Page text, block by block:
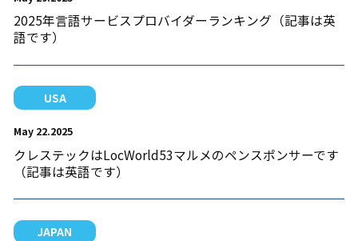
2025年言語サービスプロバイダーランキング（記事は英
語です）
USA
May 22.2025
クレステックはLocWorld53マルメのペンスポンサーです
（記事は英語です）
JAPAN